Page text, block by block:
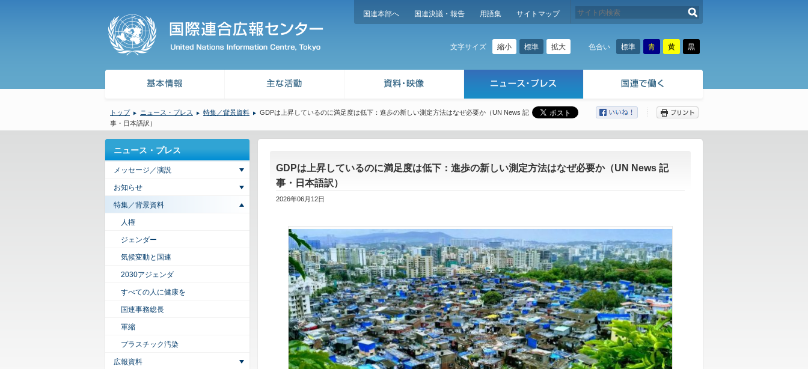
国連本部へ 国連決議・報告 用語集 サイトマップ
文字サイズ 縮小 標準 拡大 色合い 標準 青 黄 黒
トップ ニュース・プレス 特集／背景資料
GDPは上昇しているのに満足度は低下：進歩の新しい測定方法はなぜ必要か（UN News 記
事・日本語訳）
GDPは上昇しているのに満足度は低下：進歩の新しい測定方法はなぜ必要か（UN News 記
事・日本語訳）
2026年06月12日
ニュース・プレス
メッセージ／演説
お知らせ
特集／背景資料
人権
ジェンダー
気候変動と国連
2030アジェンダ
すべての人に健康を
国連事務総長
軍縮
プラスチック汚染
広報資料